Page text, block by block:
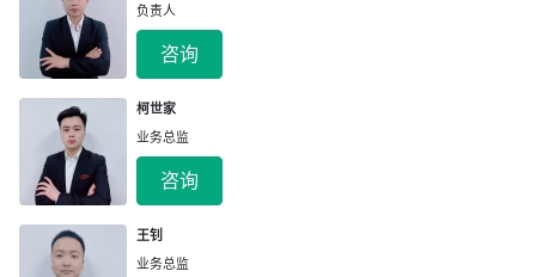
负责人
咨询
柯世家
业务总监
咨询
王钊
业务总监